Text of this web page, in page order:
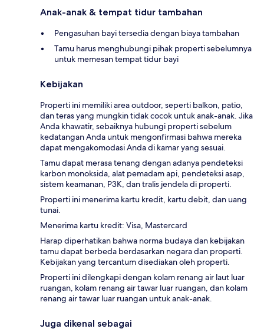
Anak-anak & tempat tidur tambahan
Pengasuhan bayi tersedia dengan biaya tambahan
Tamu harus menghubungi pihak properti sebelumnya
untuk memesan tempat tidur bayi
Kebijakan
Properti ini memiliki area outdoor, seperti balkon, patio,
dan teras yang mungkin tidak cocok untuk anak-anak. Jika
Anda khawatir, sebaiknya hubungi properti sebelum
kedatangan Anda untuk mengonfirmasi bahwa mereka
dapat mengakomodasi Anda di kamar yang sesuai.
Tamu dapat merasa tenang dengan adanya pendeteksi
karbon monoksida, alat pemadam api, pendeteksi asap,
sistem keamanan, P3K, dan tralis jendela di properti.
Properti ini menerima kartu kredit, kartu debit, dan uang
tunai.
Menerima kartu kredit: Visa, Mastercard
Harap diperhatikan bahwa norma budaya dan kebijakan
tamu dapat berbeda berdasarkan negara dan properti.
Kebijakan yang tercantum disediakan oleh properti.
Properti ini dilengkapi dengan kolam renang air laut luar
ruangan, kolam renang air tawar luar ruangan, dan kolam
renang air tawar luar ruangan untuk anak-anak.
Juga dikenal sebagai